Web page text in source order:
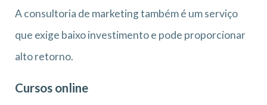
A consultoria de marketing também é um serviço
que exige baixo investimento e pode proporcionar
alto retorno.
Cursos online